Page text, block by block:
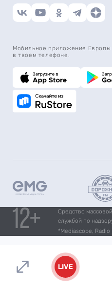
Мобильное приложение
в твоем телефоне.
Средство
службой по
*Mediascope,
LIVE